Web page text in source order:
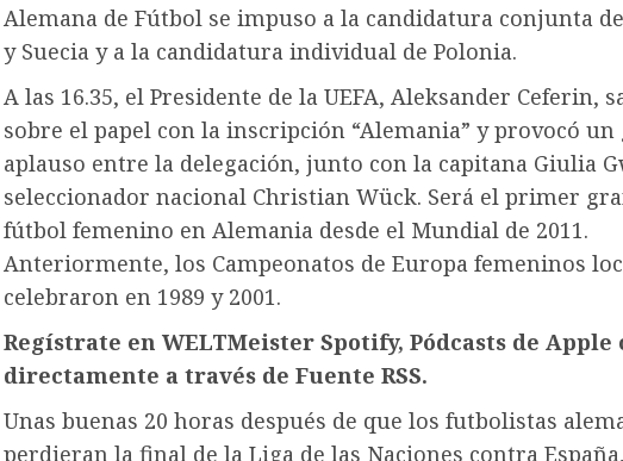
Alemana de Fútbol se impuso a la candidatura conjunta
y Suecia y a la candidatura individual de Polonia.
A las 16.35, el Presidente de la UEFA, Aleksander Ceferin,
sobre el papel con la inscripción “Alemania” y provocó un
aplauso entre la delegación, junto con la capitana Giulia
seleccionador nacional Christian Wück. Será el primer
fútbol femenino en Alemania desde el Mundial de 2011.
Anteriormente, los Campeonatos de Europa femeninos
celebraron en 1989 y 2001.
Regístrate en WELTMeister Spotify, Pódcasts de Apple
directamente a través de Fuente RSS.
Unas buenas 20 horas después de que los futbolistas
perdieran la final de la Liga de las Naciones contra